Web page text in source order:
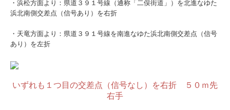
・浜松方面より：県道３９１号線（通称「二俣街道」）を北進なゆた
浜北南側交差点（信号あり）を右折
・天竜方面より：県道３９１号線を南進なゆた浜北南側交差点（信号
あり）を左折
いずれも１つ目の交差点（信号なし）を右折 ５０ｍ先
右手